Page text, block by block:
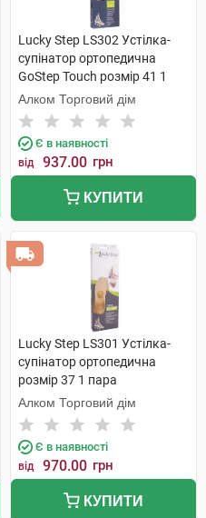
Lucky Step LS302 Устілка-
супінатор ортопедична
GoStep Touch розмір 41 1
пара
Алком Торговий дім
Є в наявності
від 937.00 грн
КУПИТИ
Lucky Step LS301 Устілка-
супінатор ортопедична
розмір 37 1 пара
Алком Торговий дім
Є в наявності
від 970.00 грн
КУПИТИ